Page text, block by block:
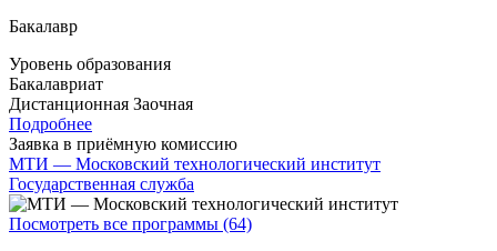
Бакалавр
Уровень образования
Бакалавриат
Дистанционная Заочная
Подробнее
Заявка в приёмную комиссию
МТИ — Московский технологический институт
Государственная служба
Посмотреть все программы (64)